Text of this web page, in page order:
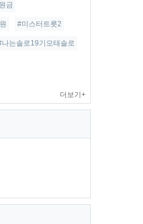
금
#미스터트롯2
나는솔로19기모태솔로
더보기+